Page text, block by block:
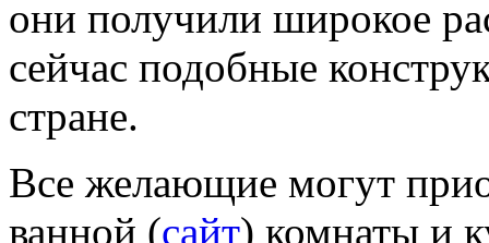
они получили широкое
сейчас подобные
стране.
Все желающие могут
ванной (сайт) комнаты и